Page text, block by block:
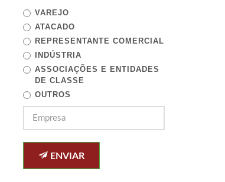
VAREJO
ATACADO
REPRESENTANTE COMERCIAL
INDÚSTRIA
ASSOCIAÇÕES E ENTIDADES
DE CLASSE
OUTROS
ENVIAR